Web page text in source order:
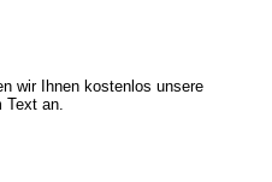
wir Ihnen kostenlos unsere
Text an.